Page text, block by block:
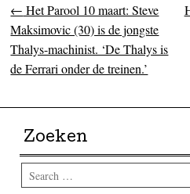
Post
← Het Parool 10 maart: Steve
Maksimovic (30) is de jongste
Thalys-machinist. ‘De Thalys is
de Ferrari onder de treinen.’
Zoeken
Search